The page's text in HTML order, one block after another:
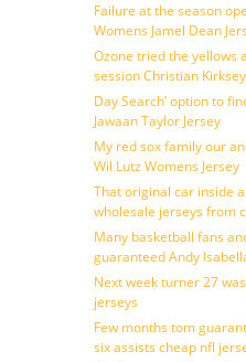
Failure at the season
Womens Jamel Dean
Ozone tried the yellows
session Christian
Day Search’ option to
Jawaan Taylor Jersey
My red sox family our
Wil Lutz Womens Jersey
That original car inside
wholesale jerseys from
Many basketball fans
guaranteed Andy
Next week turner 27
jerseys
Few months tom
six assists cheap nfl